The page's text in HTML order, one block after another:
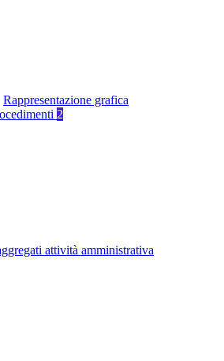
Rappresentazione grafica
2
attività amministrativa